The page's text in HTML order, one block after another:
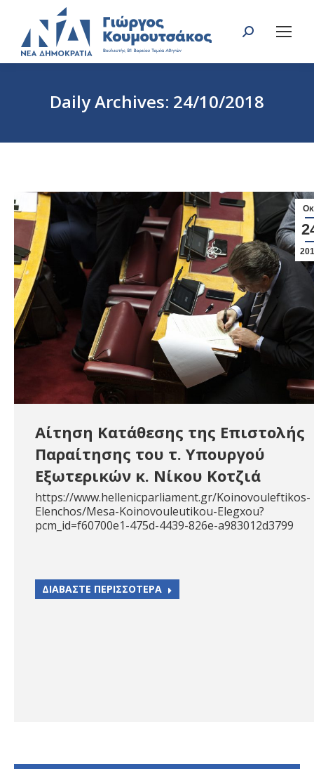
Search:
Daily Archives: 24/10/2018
Αίτηση Κατάθεσης της Επιστολής
Παραίτησης του τ. Υπουργού
Εξωτερικών κ. Νίκου Κοτζιά
https://www.hellenicparliament.gr/Koinovouleftikos-
Elenchos/Mesa-Koinovouleutikou-Elegxou?
pcm_id=f60700e1-475d-4439-826e-a983012d3799
ΔΙΑΒΑΣΤΕ ΠΕΡΙΣΣΟΤΕΡΑ